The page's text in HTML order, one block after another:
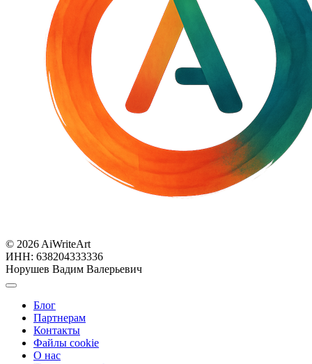
© 2026 AiWriteArt
ИНН: 638204333336
Норушев Вадим Валерьевич
Блог
Партнерам
Контакты
Файлы cookie
О нас